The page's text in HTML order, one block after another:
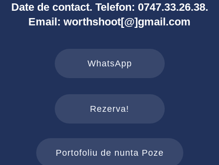
Date de contact. Telefon: 0747.33.26.38.
Email: worthshoot[@]gmail.com
WhatsApp
Rezerva!
Portofoliu de nunta Poze